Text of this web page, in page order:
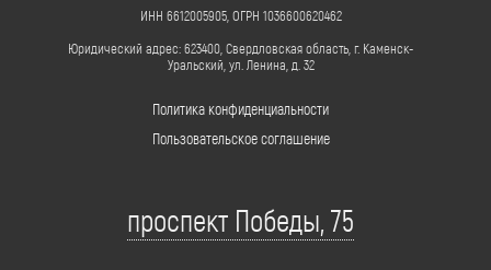
ИНН 6612005905, ОГРН 1036600620462
Юридический адрес: 623400, Свердловская область, г. Каменск-
Уральский, ул. Ленина, д. 32
Политика конфиденциальности
Пользовательское соглашение
проспект Победы, 75